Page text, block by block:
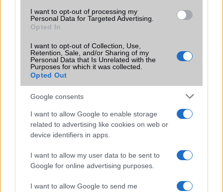
I want to opt-out of processing my
Personal Data for Targeted Advertising.
Opted In
I want to opt-out of Collection, Use,
Retention, Sale, and/or Sharing of my
Personal Data that Is Unrelated with the
Purposes for which it was collected.
Opted Out
Google consents
I want to allow Google to enable storage
related to advertising like cookies on web or
device identifiers in apps.
I want to allow my user data to be sent to
Google for online advertising purposes.
I want to allow Google to send me
LEGOLVASOTTABBAK
Számos népszerű Samsung Galaxy készülék kimarad a One
UI 9 frissítésből – itt a lista az érintett modellekről
iPhone 18 bemutató dátum - ekkor rántja le a leplet az
Az Android rejtett automatizmusai: hat funkció, amely
észrevétlenül könnyíti meg a mindennapokat
Ez a rejtett Samsung funkció teljesen megváltoztatja a
mobilhasználatot – sokan mégsem tudnak róla
Nem biztos, hogy érdemes kivárni az iPhone 18 Prot